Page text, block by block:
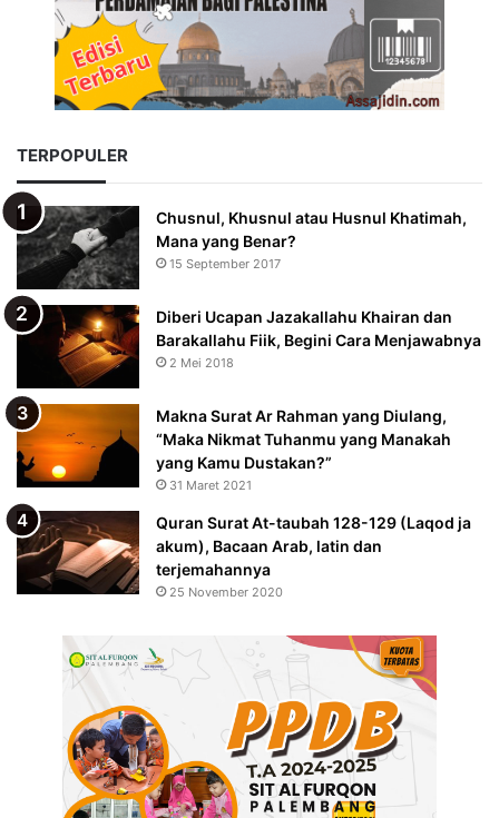
TERPOPULER
Chusnul, Khusnul atau Husnul Khatimah,
Mana yang Benar?
15 September 2017
Diberi Ucapan Jazakallahu Khairan dan
Barakallahu Fiik, Begini Cara Menjawabnya
2 Mei 2018
Makna Surat Ar Rahman yang Diulang,
“Maka Nikmat Tuhanmu yang Manakah
yang Kamu Dustakan?”
31 Maret 2021
Quran Surat At-taubah 128-129 (Laqod ja
akum), Bacaan Arab, latin dan
terjemahannya
25 November 2020